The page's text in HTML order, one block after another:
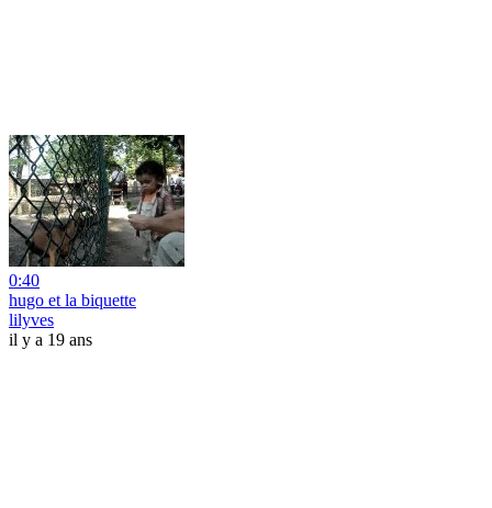
0:40
hugo et la biquette
lilyves
il y a 19 ans